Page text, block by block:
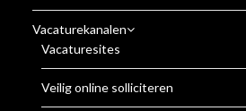
Vacaturekanalen
Vacaturesites
Veilig online solliciteren